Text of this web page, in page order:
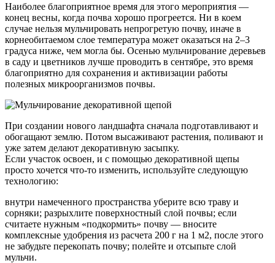
Наиболее благоприятное время для этого мероприятия —
конец весны, когда почва хорошо прогреется. Ни в коем
случае нельзя мульчировать непрогретую почву, иначе в
корнеобитаемом слое температура может оказаться на 2–3
градуса ниже, чем могла бы. Осенью мульчирование деревьев
в саду и цветников лучше проводить в сентябре, это время
благоприятно для сохранения и активизации работы
полезных микроорганизмов почвы.
При создании нового ландшафта сначала подготавливают и
обогащают землю. Потом высаживают растения, поливают и
уже затем делают декоративную засыпку.
Если участок освоен, и с помощью декоративной щепы
просто хочется что-то изменить, используйте следующую
технологию:
внутри намеченного пространства уберите всю траву и
сорняки; разрыхлите поверхностный слой почвы; если
считаете нужным «подкормить» почву — вносите
комплексные удобрения из расчета 200 г на 1 м2, после этого
не забудьте перекопать почву; полейте и отсыпьте слой
мульчи.